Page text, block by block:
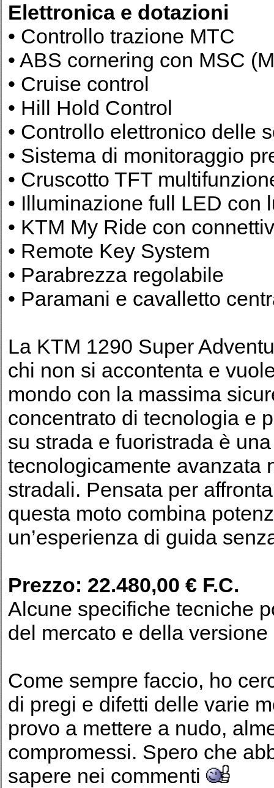
Elettronica e dotazioni
• Controllo trazione MTC
• ABS cornering con MSC
• Cruise control
• Hill Hold Control
• Controllo elettronico delle
• Sistema di monitoraggio
• Cruscotto TFT
• Illuminazione full LED con
• KTM My Ride con
• Remote Key System
• Parabrezza regolabile
• Paramani e cavalletto
La KTM 1290 Super
chi non si accontenta e
mondo con la massima
concentrato di tecnologia e
su strada e fuoristrada è
tecnologicamente avanzata
stradali. Pensata per
questa moto combina
un’esperienza di guida
Prezzo: 22.480,00 € F.C.
Alcune specifiche tecniche
del mercato e della
Come sempre faccio, ho
di pregi e difetti delle varie
provo a mettere a nudo,
compromessi. Spero che
sapere nei commenti